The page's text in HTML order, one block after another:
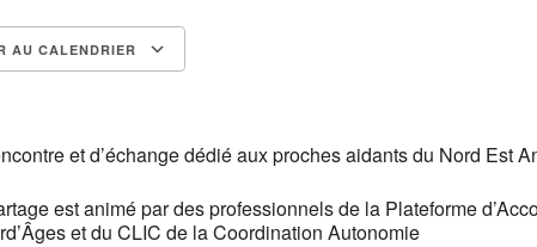
AU CALENDRIER
et d’échange dédié aux proches aidants du Nord Est
est animé par des professionnels de la Plateforme
et du CLIC de la Coordination Autonomie